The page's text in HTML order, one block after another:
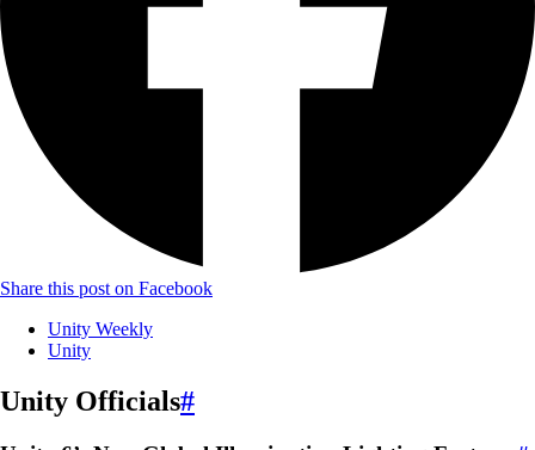
Share this post on Facebook
Unity Weekly
Unity
Unity Officials#